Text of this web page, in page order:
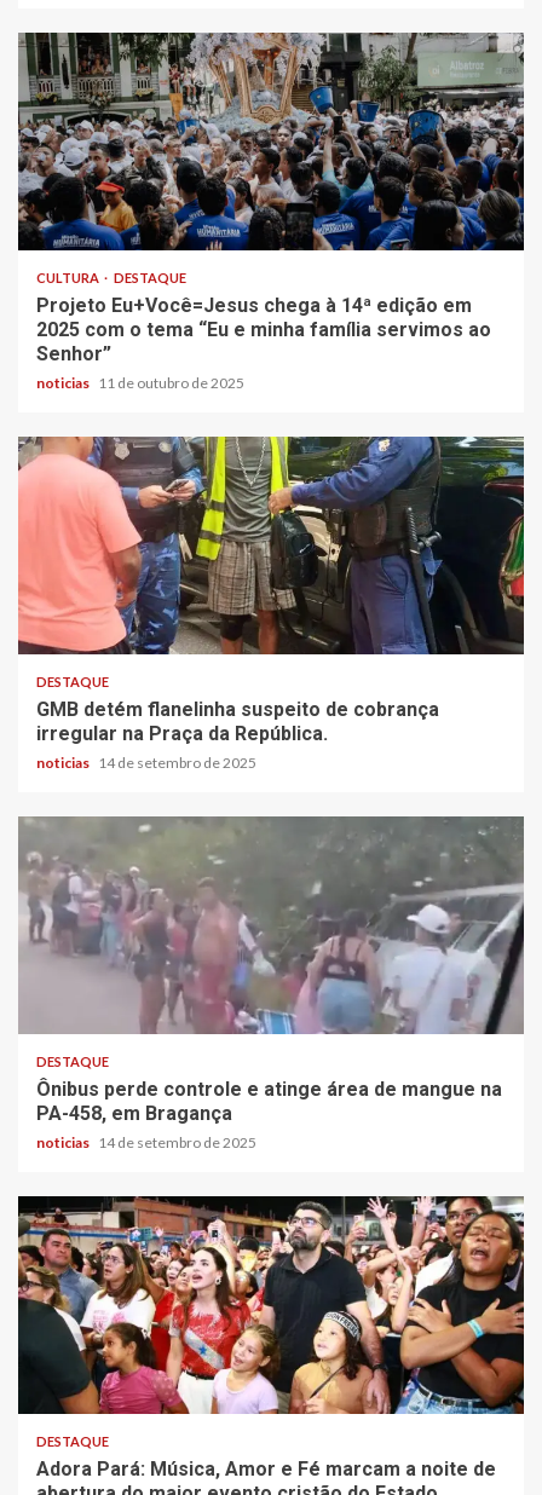
CULTURA DESTAQUE
Projeto Eu+Você=Jesus chega à 14ª edição em
2025 com o tema “Eu e minha família servimos ao
Senhor”
noticias 11 de outubro de 2025
DESTAQUE
GMB detém flanelinha suspeito de cobrança
irregular na Praça da República.
noticias 14 de setembro de 2025
DESTAQUE
Ônibus perde controle e atinge área de mangue na
PA-458, em Bragança
noticias 14 de setembro de 2025
DESTAQUE
Adora Pará: Música, Amor e Fé marcam a noite de